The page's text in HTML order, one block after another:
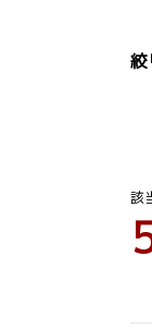
絞
該